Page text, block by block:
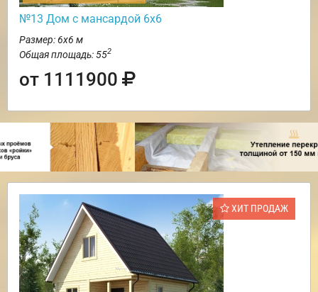
№13 Дом с мансардой 6х6
Размер: 6х6 м
Общая площадь: 552
от 1111900
ХИТ ПРОДАЖ